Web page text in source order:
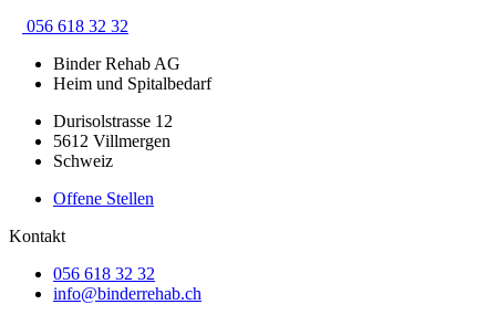
056 618 32 32
Binder Rehab AG
Heim und Spitalbedarf
Durisolstrasse 12
5612 Villmergen
Schweiz
Offene Stellen
Kontakt
056 618 32 32
info@binderrehab.ch